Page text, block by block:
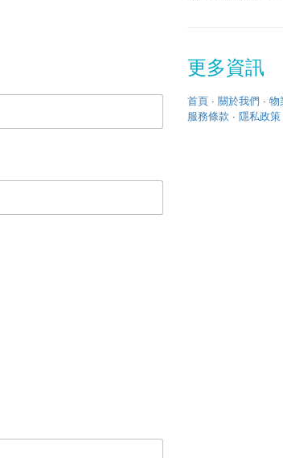
更多資訊
首頁 · 關於我們 · 物
服務條款 · 隱私政策